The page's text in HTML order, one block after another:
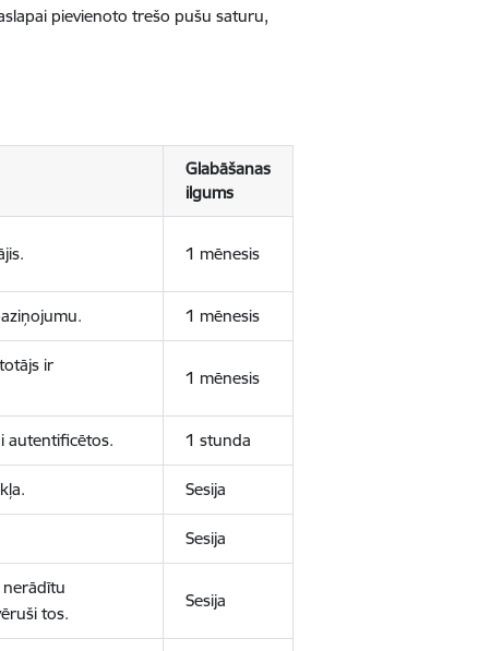
pievienoto trešo pušu saturu,
Glabāšanas
ilgums
1 mēnesis
1 mēnesis
ir
1 mēnesis
autentificētos. 1 stunda
Sesija
Sesija
nerādītu
tos.
Sesija